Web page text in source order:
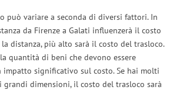
può variare a seconda di diversi fattori. In
da Firenze a Galati influenzerà il costo
distanza, più alto sarà il costo del trasloco.
quantità di beni che devono essere
significativo sul costo. Se hai molti
dimensioni, il costo del trasloco sarà